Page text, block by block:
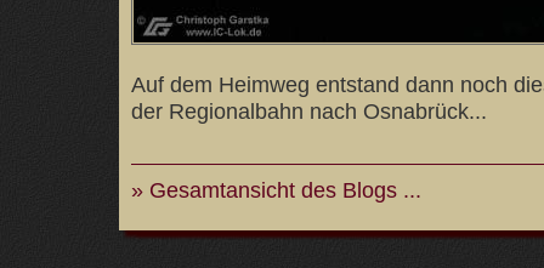
Auf dem Heimweg entstand dann noch
der Regionalbahn nach Osnabrück...
» Gesamtansicht des Blogs ...